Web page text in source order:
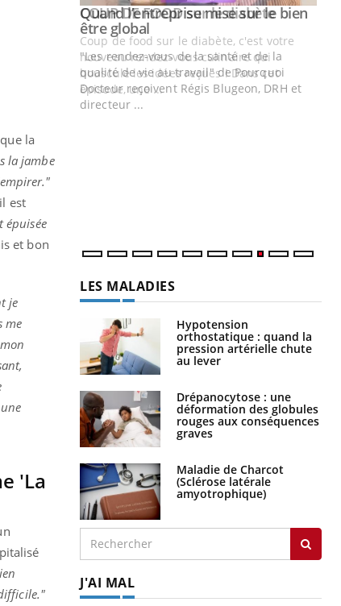
la
la jambe
est
épuisée
et bon
je
me
'La
YoutubeYoutube
Quand l’entreprise mise sur le bien
être globalYoutube
"Les rendez-vous de la santé et de la
qualité de vie au travail" de Pourquoi
Docteur reçoivent Régis Blugeon, DRH et
directeur ...
LES MALADIES
Hypotension
orthostatique : quand la
pression artérielle chute
au lever
Drépanocytose : une
déformation des globules
rouges aux conséquences
graves
Maladie de Charcot
(Sclérose latérale
amyotrophique)
J'AI MAL